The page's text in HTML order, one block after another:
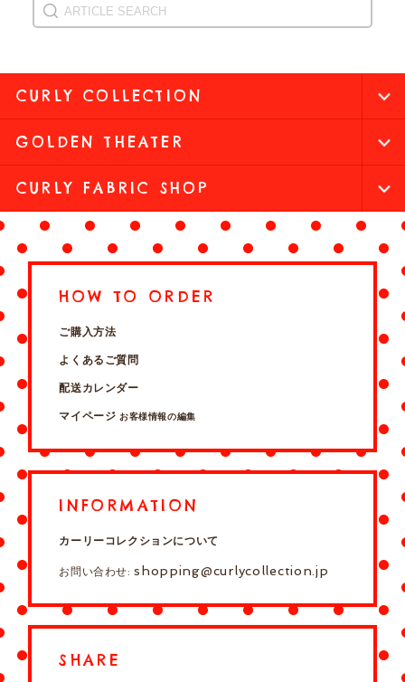
CURLY COLLECTION
GOLDEN THEATER
CURLY FABRIC SHOP
HOW TO ORDER
ご購入方法
よくあるご質問
配送カレンダー
マイページ お客様情報の編集
INFORMATION
カーリーコレクションについて
お問い合わせ:shopping@curlycollection.jp
SHARE